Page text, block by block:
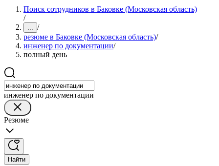
Поиск сотрудников в Баковке (Московская область)
/
... /
резюме в Баковке (Московская область)/
инженер по документации/
полный день
инженер по документации
Резюме
Найти